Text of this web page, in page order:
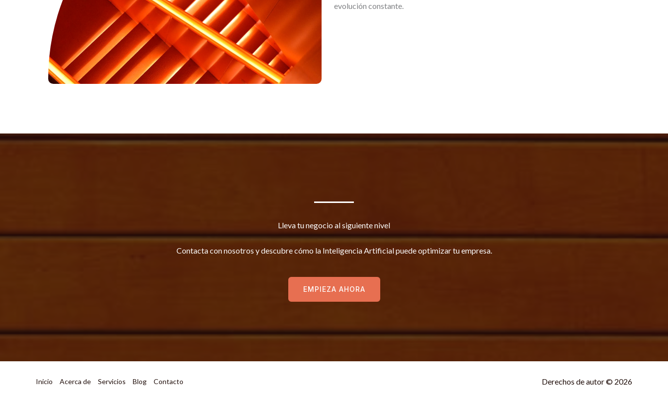
evolución constante.
Lleva tu negocio al siguiente nivel
Contacta con nosotros y descubre cómo la Inteligencia Artificial puede optimizar tu empresa.
EMPIEZA AHORA
Inicio Acerca de Servicios Blog Contacto Derechos de autor © 2026